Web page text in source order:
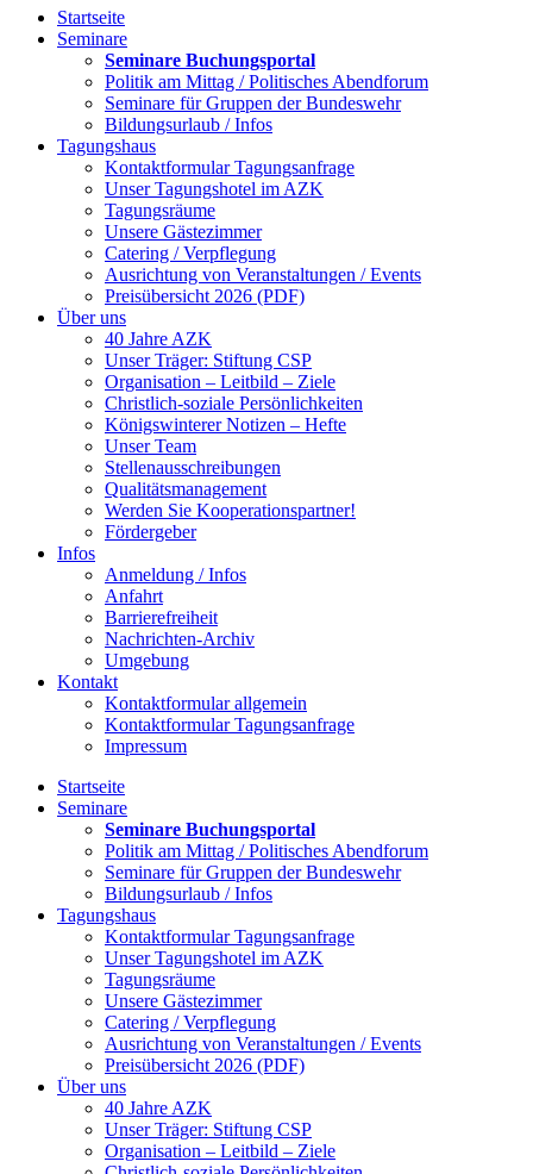
Startseite
Seminare
Seminare Buchungsportal
Politik am Mittag / Politisches Abendforum
Seminare für Gruppen der Bundeswehr
Bildungsurlaub / Infos
Tagungshaus
Kontaktformular Tagungsanfrage
Unser Tagungshotel im AZK
Tagungsräume
Unsere Gästezimmer
Catering / Verpflegung
Ausrichtung von Veranstaltungen / Events
Preisübersicht 2026 (PDF)
Über uns
40 Jahre AZK
Unser Träger: Stiftung CSP
Organisation – Leitbild – Ziele
Christlich-soziale Persönlichkeiten
Königswinterer Notizen – Hefte
Unser Team
Stellenausschreibungen
Qualitätsmanagement
Werden Sie Kooperationspartner!
Fördergeber
Infos
Anmeldung / Infos
Anfahrt
Barrierefreiheit
Nachrichten-Archiv
Umgebung
Kontakt
Kontaktformular allgemein
Kontaktformular Tagungsanfrage
Impressum
Startseite
Seminare
Seminare Buchungsportal
Politik am Mittag / Politisches Abendforum
Seminare für Gruppen der Bundeswehr
Bildungsurlaub / Infos
Tagungshaus
Kontaktformular Tagungsanfrage
Unser Tagungshotel im AZK
Tagungsräume
Unsere Gästezimmer
Catering / Verpflegung
Ausrichtung von Veranstaltungen / Events
Preisübersicht 2026 (PDF)
Über uns
40 Jahre AZK
Unser Träger: Stiftung CSP
Organisation – Leitbild – Ziele